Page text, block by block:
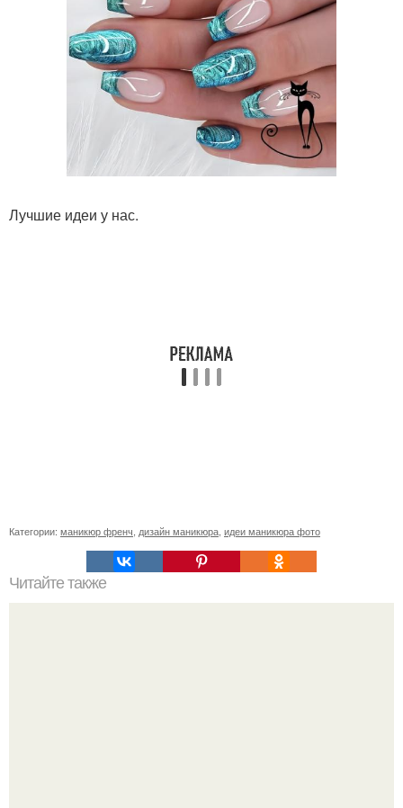
Лучшие идеи у нас.
Категории: маникюр френч дизайн маникюра идеи маникюра фото
Читайте также